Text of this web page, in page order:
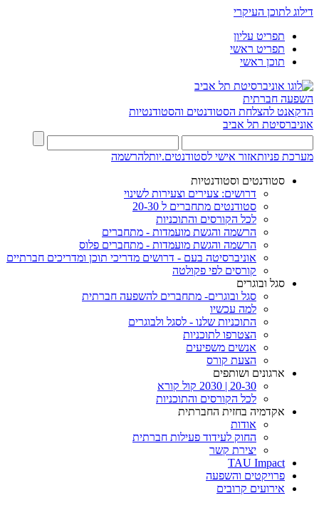
דילוג לתוכן העיקרי
תפריט עליון
תפריט ראשי
תוכן ראשי
השפעה חברתית
הדקאנט להצלחת הסטודנטים והסטודנטיות
אוניברסיטת תל אביב
מערכת פניותאזור אישי לסטודנטים.יותלהרשמה
סטודנטים וסטודנטיות
דרושים: צעירים וצעירות לשינוי
סטודנטים מתחברים ל 20-30
לכל הקורסים והתוכניות
הרשמה והגשת מועמדות - מתחברים
הרשמה והגשת מועמדות - מתחברים פלוס
אוניברסיטה בעם - דרושים מדריכי תוכן ומדריכים חברתיים
קורסים לפי פקולטה
סגל ובוגרים
סגל ובוגרים- מתחברים להשפעה חברתית
למה עכשיו
התוכניות שלנו - לסגל ולבוגרים
הצטרפו לתוכניות
אנשים משפיעים
הצעת קורס
ארגונים ושותפים
20-30 | 2030 קול קורא
לכל הקורסים והתוכניות
אקדמיה בחזית החברתית
אודות
החוק לעידוד פעילות חברתית
יצירת קשר
TAU Impact
פרויקטים והשפעה
אירועים קרובים